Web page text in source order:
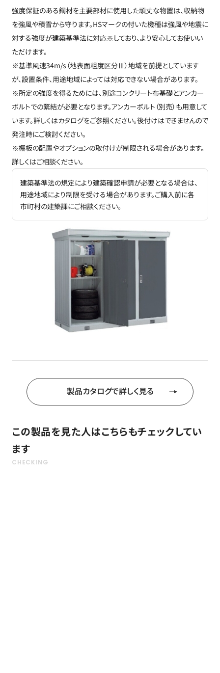
強度保証のある鋼材を主要部材に使用した頑丈な物置は、収納物
を強風や積雪から守ります。HSマークの付いた機種は強風や地震に
対する強度が建築基準法に対応※しており、より安心してお使いい
ただけます。
※基準風速34m/s（地表面粗度区分Ⅲ）地域を前提としています
が、設置条件、用途地域によっては対応できない場合があります。
※所定の強度を得るためには、別途コンクリート布基礎とアンカー
ボルトでの緊結が必要となります。アンカーボルト（別売）も用意して
います。詳しくはカタログをご参照ください。後付けはできませんので
発注時にご検討ください。
※棚板の配置やオプションの取付けが制限される場合があります。
詳しくはご相談ください。
建築基準法の規定により建築確認申請が必要となる場合は、
用途地域により制限を受ける場合があります。ご購入前に各
市町村の建築課にご相談ください。
製品カタログで詳しく見る
この製品を見た人はこちらもチェックしてい
ます